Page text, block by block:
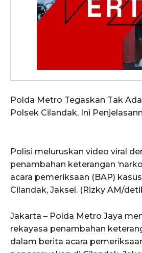
Polda Metro Tegaskan Tak
Polsek Cilandak, Ini
Polisi meluruskan video viral
penambahan keterangan
acara pemeriksaan (BAP)
Cilandak, Jaksel. (Rizky AM/
Jakarta – Polda Metro Jaya
rekayasa penambahan
dalam berita acara